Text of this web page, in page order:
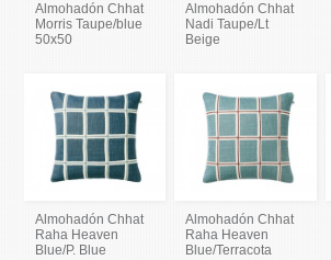
Almohadón Chhat
Morris Taupe/blue
50x50
Almohadón Chhat
Nadi Taupe/Lt
Beige
Almohadón Chhat
Raha Heaven
Blue/P. Blue
Almohadón Chhat
Raha Heaven
Blue/Terracota